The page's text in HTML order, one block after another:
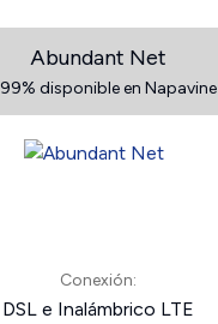
Abundant Net
99% disponible en Napavine
Conexión:
DSL e Inalámbrico LTE